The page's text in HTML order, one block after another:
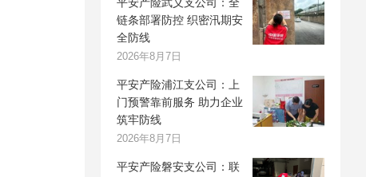
链条部署防控 织密汛期安
全防线
2026年8月7日
平安产险浦江支公司：上
门预警靠前服务 助力企业
筑牢防线
2026年8月7日
平安产险磐安支公司：联